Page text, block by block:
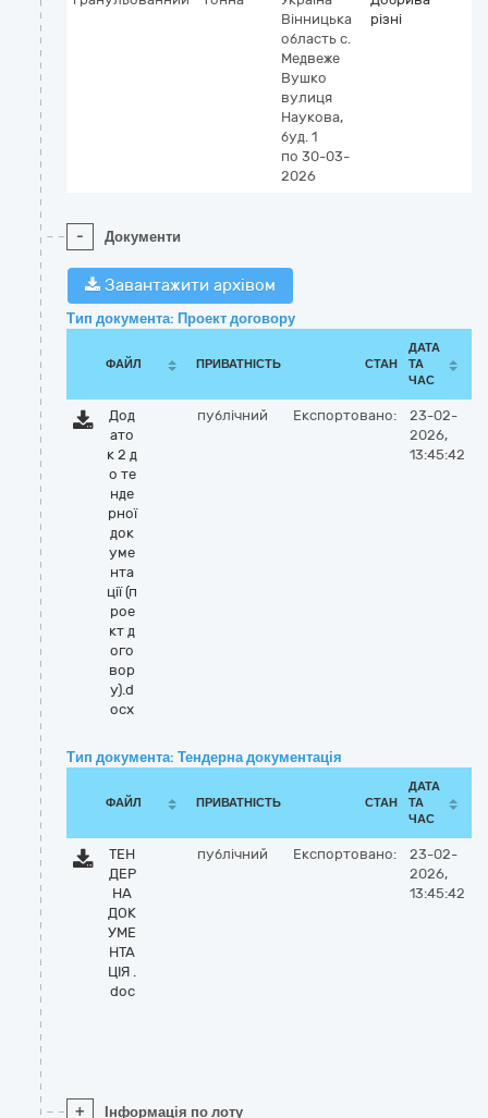
Вінницька
область c.
Медвеже
Вушко
вулиця
Наукова,
буд. 1
по 30-03-
2026
різні
- Документи
Завантажити архівом
Тип документа: Проект договору
ФАЙЛ ПРИВАТНІСТЬ СТАН
ДАТА
ТА
ЧАС
Дод
ато
к 2 д
о те
нде
рної
док
уме
нта
ції (п
рое
кт д
ого
вор
у).d
ocx
публічний Експортовано:
23-02-
2026,
13:45:42
Тип документа: Тендерна документація
ФАЙЛ ПРИВАТНІСТЬ СТАН
ДАТА
ТА
ЧАС
ТЕН
ДЕР
НА
ДОК
УМЕ
НТА
ЦІЯ .
doc
публічний Експортовано:
23-02-
2026,
13:45:42
+ Інформація по лоту